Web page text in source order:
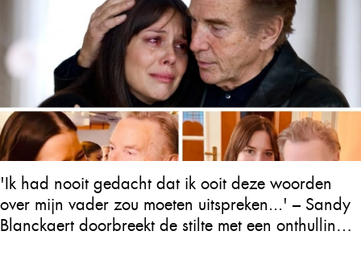
'Ik had nooit gedacht dat ik ooit deze woorden
over mijn vader zou moeten uitspreken...' – Sandy
Blanckaert doorbreekt de stilte met een onthulling